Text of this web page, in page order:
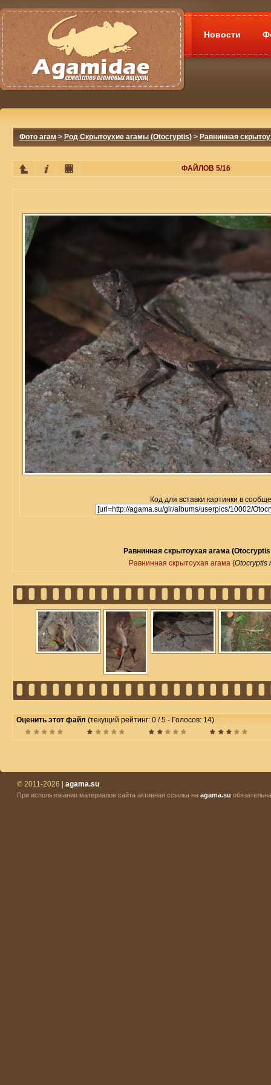
Новости
Фото агам > Род Скрытоухие агамы (Otocryptis) > Равнинная
ФАЙЛОВ 5/16
Код для вставки картинки в
Равнинная скрытоухая агама
Равнинная скрытоухая агама (Otocryptis
Оценить этот файл (текущий рейтинг: 0 / 5 - Голосов: 14)
© 2011-2026 | agama.su
При использовании материалов сайта активная ссылка на agama.su